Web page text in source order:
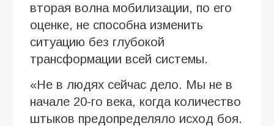
вторая волна мобилизации, по его
оценке, не способна изменить
ситуацию без глубокой
трансформации всей системы.
«Не в людях сейчас дело. Мы не в
начале 20-го века, когда количество
штыков предопределяло исход боя.